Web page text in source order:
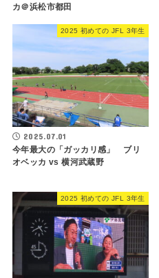
カ＠浜松市都田
2025 初めての JFL 3年生
2025.07.01
今年最大の「ガッカリ感」 ブリ
オベッカ vs 横河武蔵野
2025 初めての JFL 3年生